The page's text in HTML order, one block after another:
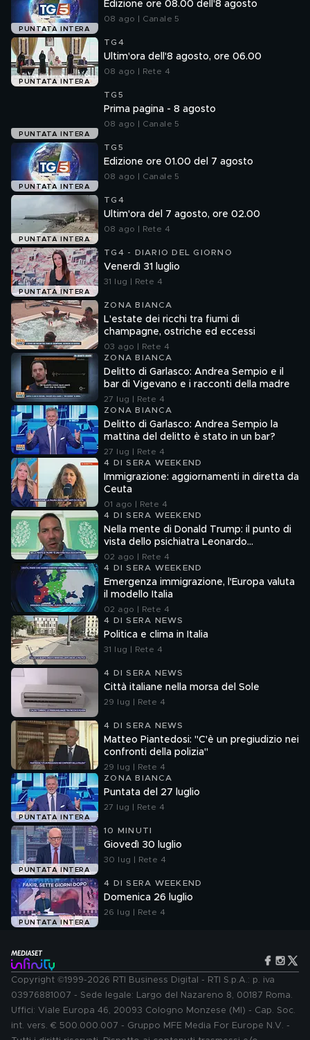
PUNTATA INTERA
Edizione ore 08.00 dell'8 agosto
08 ago | Canale 5
PUNTATA INTERA
TG4
Ultim'ora dell'8 agosto, ore 06.00
08 ago | Rete 4
PUNTATA INTERA
TG5
Prima pagina - 8 agosto
08 ago | Canale 5
PUNTATA INTERA
TG5
Edizione ore 01.00 del 7 agosto
08 ago | Canale 5
PUNTATA INTERA
TG4
Ultim'ora del 7 agosto, ore 02.00
08 ago | Rete 4
PUNTATA INTERA
TG4 - DIARIO DEL GIORNO
Venerdì 31 luglio
31 lug | Rete 4
ZONA BIANCA
L'estate dei ricchi tra fiumi di
champagne, ostriche ed eccessi
03 ago | Rete 4
ZONA BIANCA
Delitto di Garlasco: Andrea Sempio e il
bar di Vigevano e i racconti della madre
27 lug | Rete 4
ZONA BIANCA
Delitto di Garlasco: Andrea Sempio la
mattina del delitto è stato in un bar?
27 lug | Rete 4
4 DI SERA WEEKEND
Immigrazione: aggiornamenti in diretta da
Ceuta
01 ago | Rete 4
4 DI SERA WEEKEND
Nella mente di Donald Trump: il punto di
vista dello psichiatra Leonardo
Mendolicchio
02 ago | Rete 4
4 DI SERA WEEKEND
Emergenza immigrazione, l'Europa valuta
il modello Italia
02 ago | Rete 4
4 DI SERA NEWS
Politica e clima in Italia
31 lug | Rete 4
4 DI SERA NEWS
Città italiane nella morsa del Sole
29 lug | Rete 4
4 DI SERA NEWS
Matteo Piantedosi: "C'è un pregiudizio nei
confronti della polizia"
29 lug | Rete 4
PUNTATA INTERA
ZONA BIANCA
Puntata del 27 luglio
27 lug | Rete 4
PUNTATA INTERA
10 MINUTI
Giovedì 30 luglio
30 lug | Rete 4
PUNTATA INTERA
4 DI SERA WEEKEND
Domenica 26 luglio
26 lug | Rete 4
Copyright ©1999-2026 RTI Business Digital - RTI S.p.A.: p. iva
03976881007 - Sede legale: Largo del Nazareno 8, 00187 Roma.
Uffici: Viale Europa 46, 20093 Cologno Monzese (MI) - Cap. Soc.
int. vers. € 500.000.007 - Gruppo MFE Media For Europe N.V. -